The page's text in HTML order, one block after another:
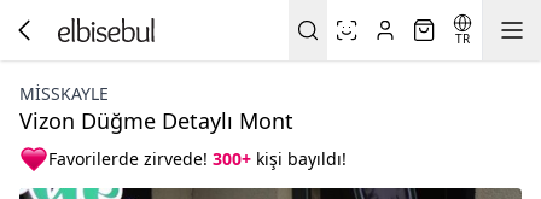
TR
MISSKAYLE
Vizon Düğme Detaylı Mont
Favorilerde zirvede! 300+ kişi bayıldı!